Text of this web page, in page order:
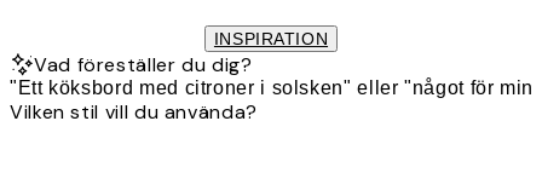
INSPIRATION
Vad föreställer du dig?
Vilken stil vill du använda?